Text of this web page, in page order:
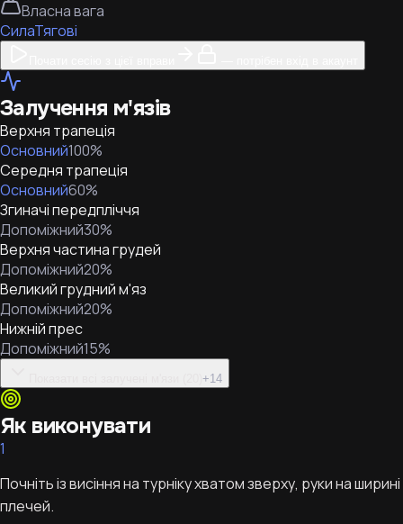
Власна вага
СилаТягові
Залучення м'язів
Верхня трапеція
Основний100%
Середня трапеція
Основний60%
Згиначі передпліччя
Допоміжний30%
Верхня частина грудей
Допоміжний20%
Великий грудний м'яз
Допоміжний20%
Нижній прес
Допоміжний15%
+14
Як виконувати
1
Почніть із висіння на турніку хватом зверху, руки на ширині
плечей.